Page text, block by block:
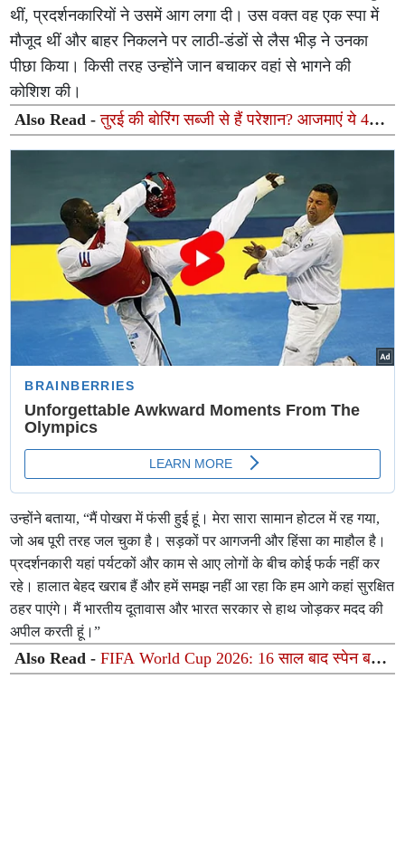
थीं, प्रदर्शनकारियों ने उसमें आग लगा दी। उस वक्त वह एक स्पा में
मौजूद थीं और बाहर निकलने पर लाठी-डंडों से लैस भीड़ ने उनका
पीछा किया। किसी तरह उन्होंने जान बचाकर वहां से भागने की
कोशिश की।
Also Read -तुरई की बोरिंग सब्जी से हैं परेशान? आजमाएं ये 4
लजीज रेसिपीज, उंगलियां चाटते रह जाएंगे बच्चे और बड़े
उन्होंने बताया, “मैं पोखरा में फंसी हुई हूं। मेरा सारा सामान होटल में रह गया,
जो अब पूरी तरह जल चुका है। सड़कों पर आगजनी और हिंसा का माहौल है।
प्रदर्शनकारी यहां पर्यटकों और काम से आए लोगों के बीच कोई फर्क नहीं कर
रहे। हालात बेहद खराब हैं और हमें समझ नहीं आ रहा कि हम आगे कहां सुरक्षित
ठहर पाएंगे। मैं भारतीय दूतावास और भारत सरकार से हाथ जोड़कर मदद की
अपील करती हूं।”
Also Read -FIFA World Cup 2026: 16 साल बाद स्पेन बना
दुनिया का नया किंग, फेरान टोरेस के गोल ने तोड़ा मेसी का सपना